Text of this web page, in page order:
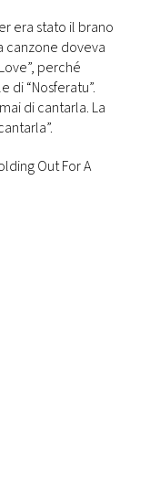
era stato il brano
canzone doveva
perché
di “Nosferatu”.
di cantarla. La
Out For A